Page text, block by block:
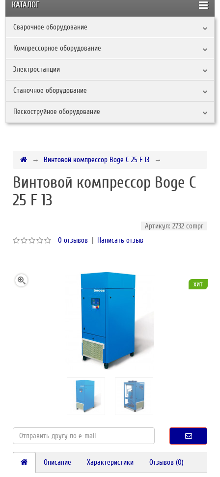
КАТАЛОГ
Сварочное оборудование
Компрессорное оборудование
Электростанции
Станочное оборудование
Пескоструйное оборудование
Винтовой компрессор Boge C 25 F 13
Винтовой компрессор Boge C
25 F 13
Артикул: 2732 compr
0 отзывов | Написать отзыв
хит
Описание Характеристики Отзывов (0)